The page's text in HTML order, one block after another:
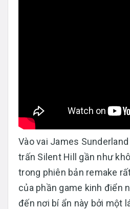
Vào vai James
trấn Silent Hill gần như
trong phiên bản remake
của phần game kinh điển
đến nơi bí ẩn này bởi một